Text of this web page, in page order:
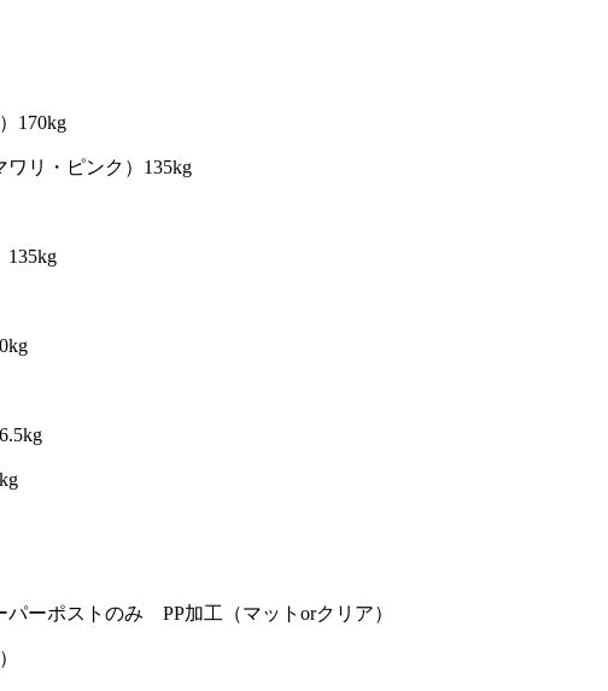
170kg
リ・ピンク）135kg
135kg
ーポストのみ PP加工（マットorクリア）